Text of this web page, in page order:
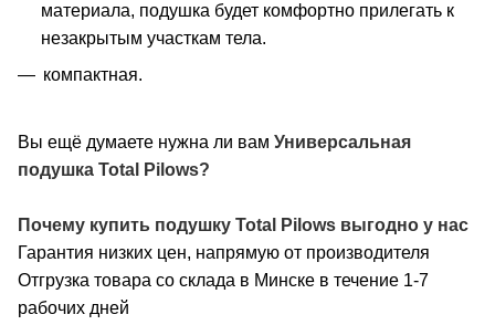
материала, подушка будет комфортно прилегать к
незакрытым участкам тела.
компактная.
Вы ещё думаете нужна ли вам Универсальная
подушка Total Pilows?
Почему купить подушку Total Pilows выгодно у нас
Гарантия низких цен, напрямую от производителя
Отгрузка товара со склада в Минске в течение 1-7
рабочих дней